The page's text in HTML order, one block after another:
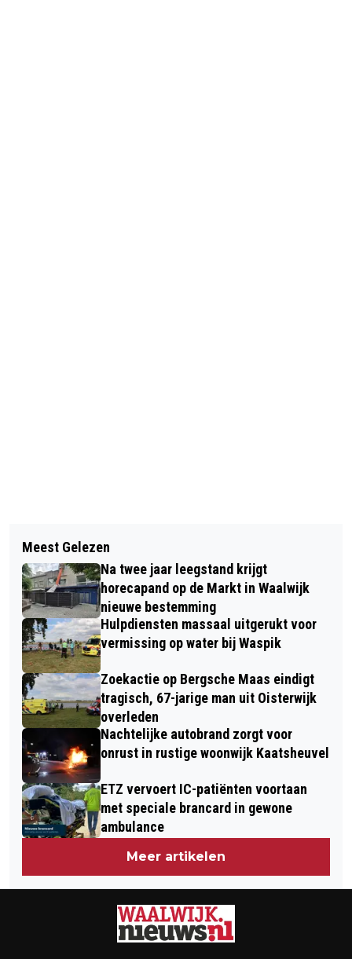
MANNENKOOR 'LA RENAISSANCE' IN
DE SINT JAN
TARIFERING VAN DE BERGSCHE
MAASVEREN EEN FEIT
Meest Gelezen
Na twee jaar leegstand krijgt
horecapand op de Markt in Waalwijk
nieuwe bestemming
Hulpdiensten massaal uitgerukt voor
vermissing op water bij Waspik
Zoekactie op Bergsche Maas eindigt
tragisch, 67-jarige man uit Oisterwijk
overleden
Nachtelijke autobrand zorgt voor
onrust in rustige woonwijk Kaatsheuvel
ETZ vervoert IC-patiënten voortaan
met speciale brancard in gewone
ambulance
Meer artikelen